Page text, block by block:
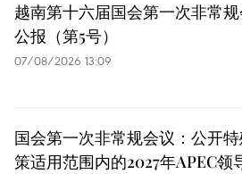
越南第十六届国会第一次非常
公报（第5号）
07/08/2026 13:09
国会第一次非常规会议：公开
策适用范围内的2027年APEC领